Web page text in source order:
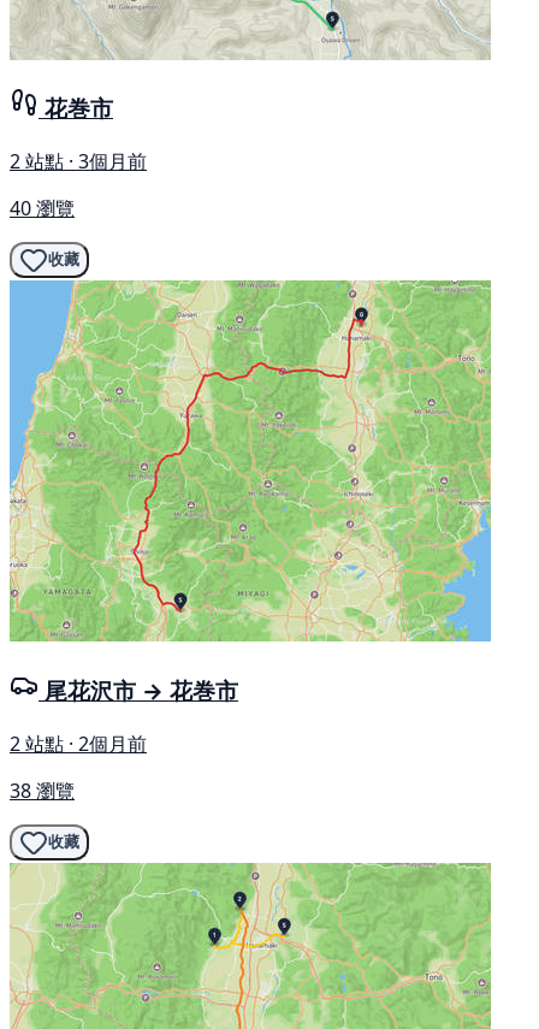
花巻市
2 站點 · 3個月前
40 瀏覽
收藏
尾花沢市 → 花巻市
2 站點 · 2個月前
38 瀏覽
收藏